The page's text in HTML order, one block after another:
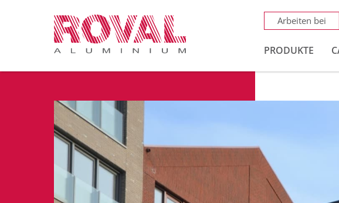
Arbeiten bei
PRODUKTE